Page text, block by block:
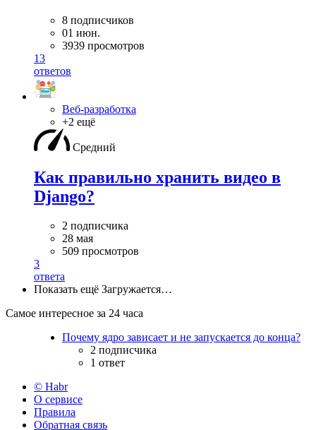
8 подписчиков
01 июн.
3939 просмотров
13
ответов
Веб-разработка
+2 ещё
Средний
Как правильно хранить видео в
Django?
2 подписчика
28 мая
509 просмотров
3
ответа
Показать ещё Загружается…
Самое интересное за 24 часа
Почему ядро зависает и не запускается до конца?
2 подписчика
1 ответ
© Habr
О сервисе
Правила
Обратная связь